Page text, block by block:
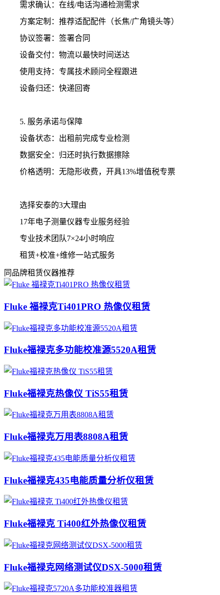
需求确认：在线/电话沟通检测需求
方案定制：推荐适配配件（长焦/广角镜头等）
协议签署：签署合同
设备交付：物流以最快时间送达
使用支持：专属技术顾问全程跟进
设备归还：快递回寄
5. 服务承诺与保障
设备状态：出租前完成专业检测
数据安全：归还时执行数据擦除
价格透明：无隐形收费，开具13%增值税专票
选择安泰的3大理由
17年电子测量仪器专业服务经验
专业技术团队7×24小时响应
租赁+校准+维修一站式服务
同品牌租赁仪器推荐
Fluke 福禄克Ti401PRO 热像仪租赁
Fluke福禄克多功能校准源5520A租赁
Fluke福禄克热像仪 TiS55租赁
Fluke福禄克万用表8808A租赁
Fluke福禄克435电能质量分析仪租赁
Fluke福禄克 Ti400红外热像仪租赁
Fluke福禄克网络测试仪DSX-5000租赁